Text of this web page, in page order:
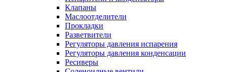
Клапаны
Маслоотделители
Прокладки
Разветвители
Регуляторы давления испарения
Регуляторы давления конденсации
Ресиверы